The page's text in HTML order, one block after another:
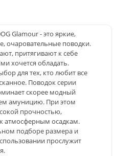
Glamour - это яркие,
очаровательные поводки.
притягивают к себе
хочется обладать.
для тех, кто любит все
Поводок серии
скорее модный
амуницию. При этом
прочностью,
атмосферным осадкам.
подборе размера и
прослужит